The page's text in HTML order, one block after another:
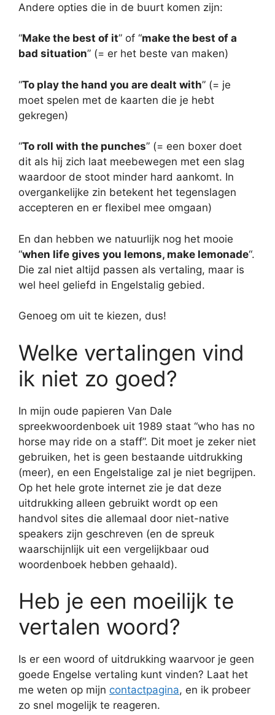
Andere opties die in de buurt komen zijn:
“Make the best of it” of “make the best of a
bad situation” (= er het beste van maken)
“To play the hand you are dealt with” (= je
moet spelen met de kaarten die je hebt
gekregen)
“To roll with the punches” (= een boxer doet
dit als hij zich laat meebewegen met een slag
waardoor de stoot minder hard aankomt. In
overgankelijke zin betekent het tegenslagen
accepteren en er flexibel mee omgaan)
En dan hebben we natuurlijk nog het mooie
“when life gives you lemons, make lemonade“.
Die zal niet altijd passen als vertaling, maar is
wel heel geliefd in Engelstalig gebied.
Genoeg om uit te kiezen, dus!
Welke vertalingen vind
ik niet zo goed?
In mijn oude papieren Van Dale
spreekwoordenboek uit 1989 staat “who has no
horse may ride on a staff”. Dit moet je zeker niet
gebruiken, het is geen bestaande uitdrukking
(meer), en een Engelstalige zal je niet begrijpen.
Op het hele grote internet zie je dat deze
uitdrukking alleen gebruikt wordt op een
handvol sites die allemaal door niet-native
speakers zijn geschreven (en de spreuk
waarschijnlijk uit een vergelijkbaar oud
woordenboek hebben gehaald).
Heb je een moeilijk te
vertalen woord?
Is er een woord of uitdrukking waarvoor je geen
goede Engelse vertaling kunt vinden? Laat het
me weten op mijn contactpagina, en ik probeer
zo snel mogelijk te reageren.